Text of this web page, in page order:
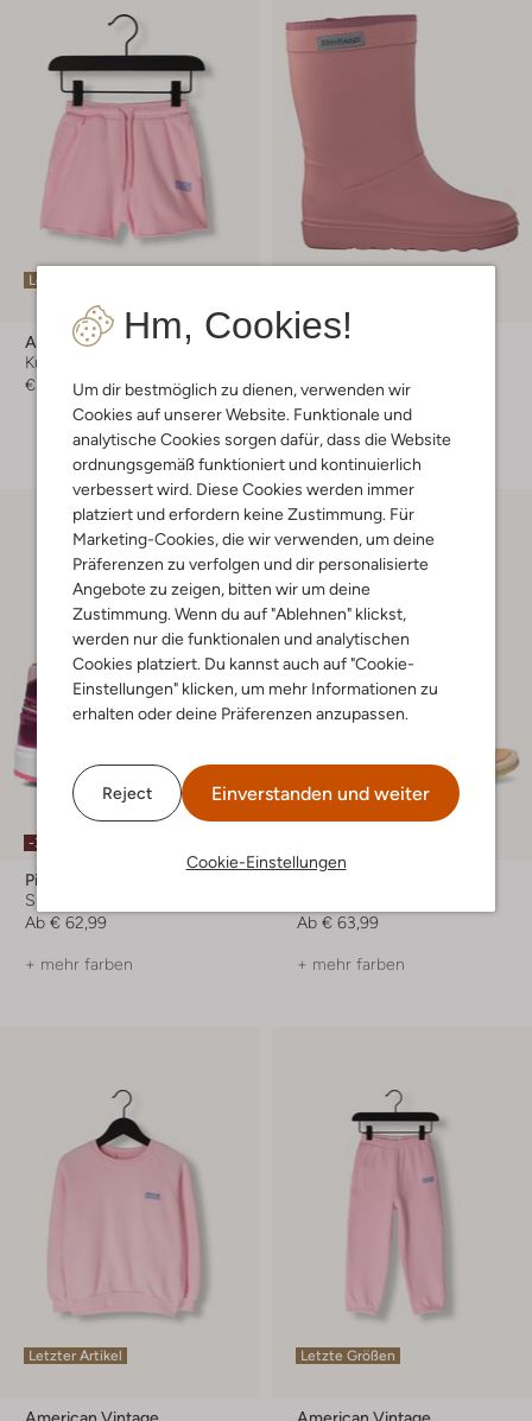
Hm, Cookies!
Um dir bestmöglich zu dienen, verwenden wir
Cookies auf unserer Website. Funktionale und
analytische Cookies sorgen dafür, dass die Website
ordnungsgemäß funktioniert und kontinuierlich
verbessert wird. Diese Cookies werden immer
platziert und erfordern keine Zustimmung. Für
Marketing-Cookies, die wir verwenden, um deine
Präferenzen zu verfolgen und dir personalisierte
Angebote zu zeigen, bitten wir um deine
Zustimmung. Wenn du auf "Ablehnen" klickst,
werden nur die funktionalen und analytischen
Cookies platziert. Du kannst auch auf "Cookie-
Einstellungen" klicken, um mehr Informationen zu
erhalten oder deine Präferenzen anzupassen.
Reject Einverstanden und weiter
Cookie-Einstellungen
Letzte Größen
American Vintage
Kurze Hose
€ 54,99
Enfant
€ 49,99
+ mehr farben
-30%
Pinocchio
Sneaker High
Ab € 62,99
+ mehr farben
Ab € 63,99
+ mehr farben
Letzter Artikel Letzte Größen